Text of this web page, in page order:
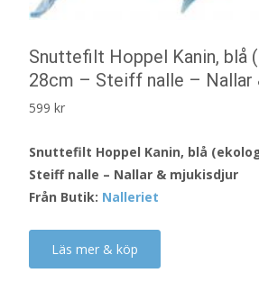
Snuttefilt Hoppel Kanin, blå
28cm – Steiff nalle – Nallar
599 kr
Snuttefilt Hoppel Kanin, blå
Steiff nalle – Nallar & mjukisdjur
Från Butik: Nalleriet
Läs mer & köp